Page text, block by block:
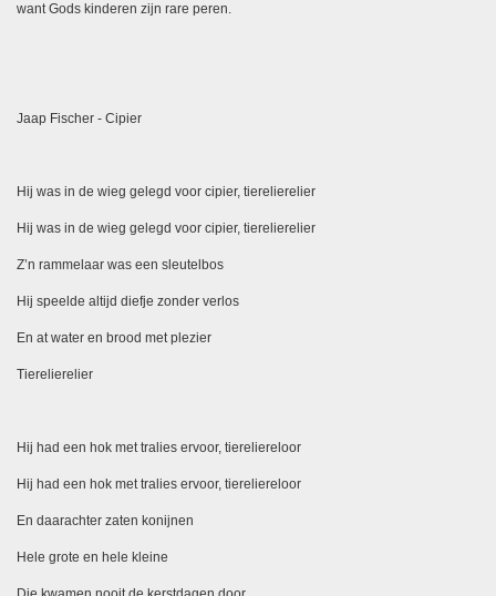
want Gods kinderen zijn rare peren.
Jaap Fischer - Cipier
Hij was in de wieg gelegd voor cipier, tierelierelier
Hij was in de wieg gelegd voor cipier, tierelierelier
Z’n rammelaar was een sleutelbos
Hij speelde altijd diefje zonder verlos
En at water en brood met plezier
Tierelierelier
Hij had een hok met tralies ervoor, tiereliereloor
Hij had een hok met tralies ervoor, tiereliereloor
En daarachter zaten konijnen
Hele grote en hele kleine